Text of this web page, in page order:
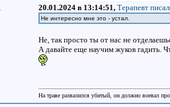
20.01.2024 в 13:14:51, Терапевт
Не интересно мне это - устал.
Не, так просто ты от нас не
А давайте еще научим жуков гадить.
На траве развалился убитый, он должно воевал